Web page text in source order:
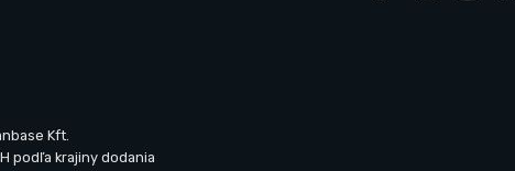
Kft.
podľa krajiny dodania